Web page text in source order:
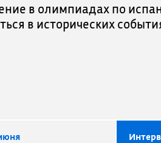
в олимпиадах по
в исторических